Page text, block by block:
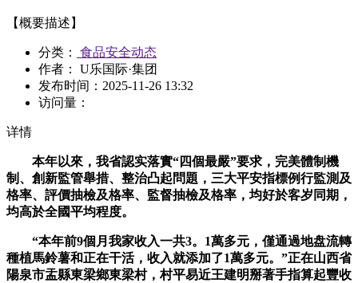
【概要描述】
分类：
食品安全动态
作者： U乐国际·集团
发布时间： 2025-11-26 13:32
访问量：
详情
本年以來，我省認实落實“四個最嚴”要求，完美體制機
制、創新監管舉措、整治凸起問題，三大平安指標例行監測及
格率、評價抽檢及格率、監督抽檢及格率，均好於客岁同期，
均高於全國平均程度。
“本年前9個月我家收入一共3。1萬多元，僅通過地盘流轉
種植馬鈴薯和正在干活，收入就添加了1萬多元。”正在山西省
陽泉市盂縣東梁鄉東梁村，村平易近王建明掰著手指算起豐收